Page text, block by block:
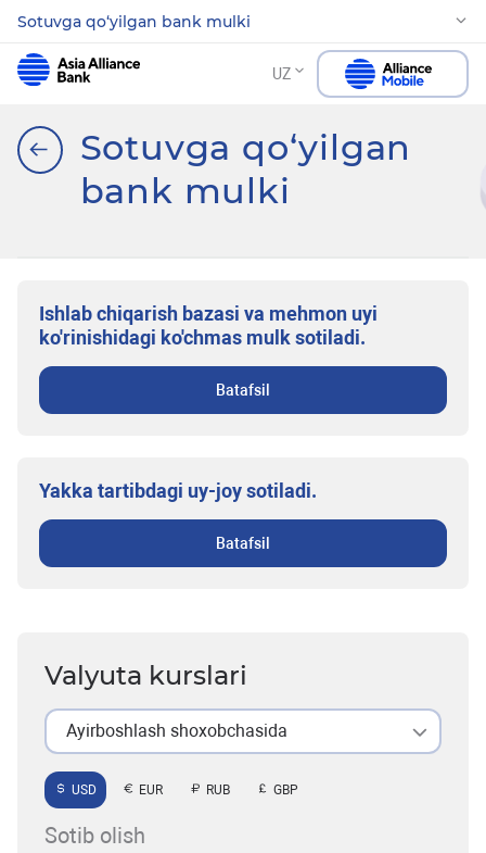
Sotuvga qo‘yilgan bank mulki
UZ
Sotuvga qo‘yilgan
bank mulki
Ishlab chiqarish bazasi va mehmon uyi
ko'rinishidagi ko'chmas mulk sotiladi.
Batafsil
Yakka tartibdagi uy-joy sotiladi.
Batafsil
Valyuta kurslari
Ayirboshlash shoxobchasida
USD EUR RUB GBP
Sotib olish